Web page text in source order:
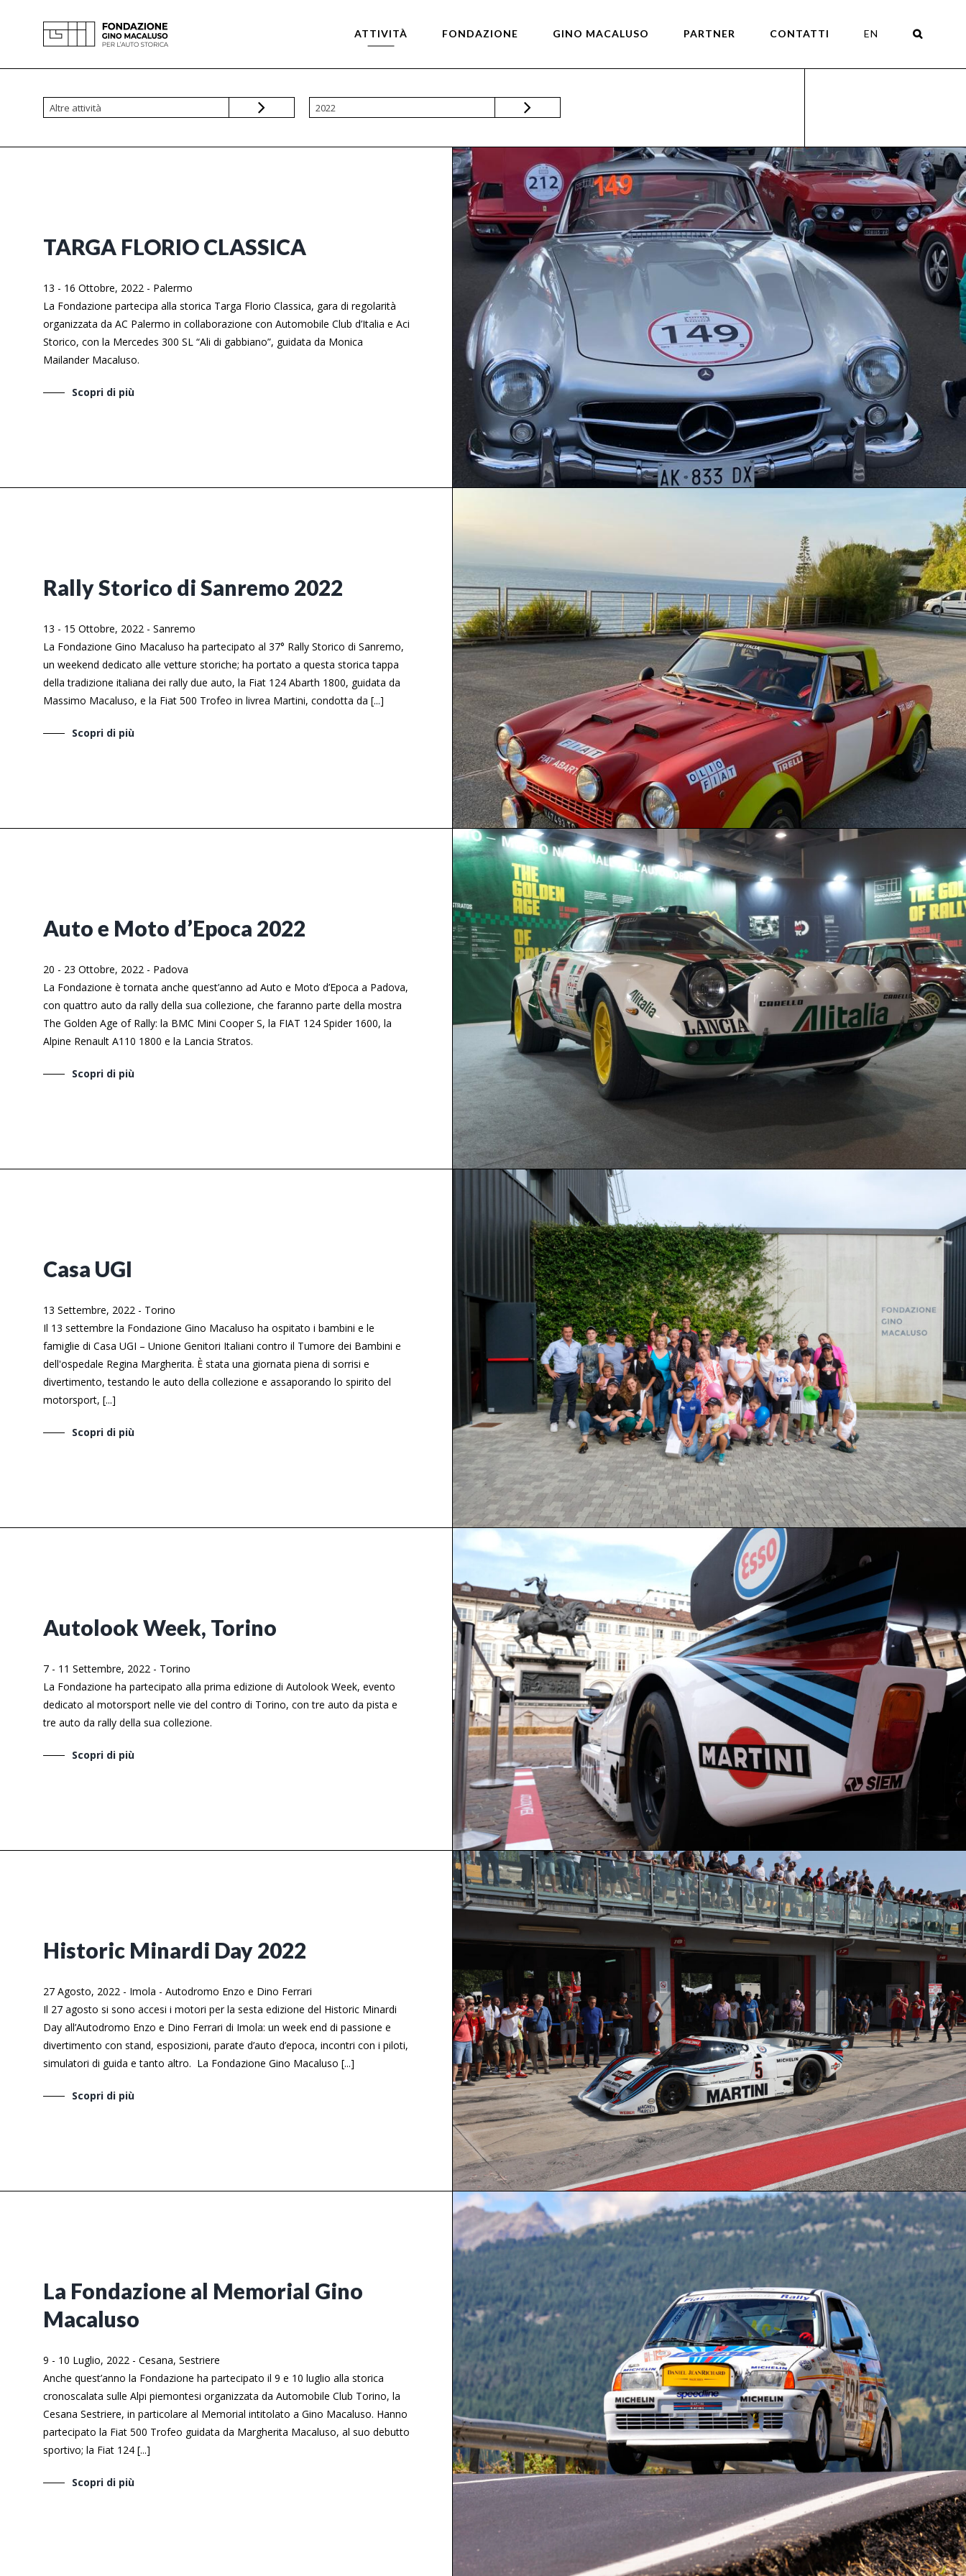
ATTIVITÀ FONDAZIONE GINO MACALUSO PARTNER CONTATTI EN
Altre attività 2022
TARGA FLORIO CLASSICA
13 - 16 Ottobre, 2022 - Palermo
La Fondazione partecipa alla storica Targa Florio Classica, gara di regolarità
organizzata da AC Palermo in collaborazione con Automobile Club d’Italia e Aci
Storico, con la Mercedes 300 SL “Ali di gabbiano”, guidata da Monica
Mailander Macaluso.
Scopri di più
Rally Storico di Sanremo 2022
13 - 15 Ottobre, 2022 - Sanremo
La Fondazione Gino Macaluso ha partecipato al 37° Rally Storico di Sanremo,
un weekend dedicato alle vetture storiche; ha portato a questa storica tappa
della tradizione italiana dei rally due auto, la Fiat 124 Abarth 1800, guidata da
Massimo Macaluso, e la Fiat 500 Trofeo in livrea Martini, condotta da [...]
Scopri di più
Auto e Moto d’Epoca 2022
20 - 23 Ottobre, 2022 - Padova
La Fondazione è tornata anche quest’anno ad Auto e Moto d’Epoca a Padova,
con quattro auto da rally della sua collezione, che faranno parte della mostra
The Golden Age of Rally: la BMC Mini Cooper S, la FIAT 124 Spider 1600, la
Alpine Renault A110 1800 e la Lancia Stratos.
Scopri di più
Casa UGI
13 Settembre, 2022 - Torino
Il 13 settembre la Fondazione Gino Macaluso ha ospitato i bambini e le
famiglie di Casa UGI – Unione Genitori Italiani contro il Tumore dei Bambini e
dell'ospedale Regina Margherita. È stata una giornata piena di sorrisi e
divertimento, testando le auto della collezione e assaporando lo spirito del
motorsport, [...]
Scopri di più
Autolook Week, Torino
7 - 11 Settembre, 2022 - Torino
La Fondazione ha partecipato alla prima edizione di Autolook Week, evento
dedicato al motorsport nelle vie del contro di Torino, con tre auto da pista e
tre auto da rally della sua collezione.
Scopri di più
Historic Minardi Day 2022
27 Agosto, 2022 - Imola - Autodromo Enzo e Dino Ferrari
Il 27 agosto si sono accesi i motori per la sesta edizione del Historic Minardi
Day all’Autodromo Enzo e Dino Ferrari di Imola: un week end di passione e
divertimento con stand, esposizioni, parate d’auto d’epoca, incontri con i piloti,
simulatori di guida e tanto altro. La Fondazione Gino Macaluso [...]
Scopri di più
La Fondazione al Memorial Gino
Macaluso
9 - 10 Luglio, 2022 - Cesana, Sestriere
Anche quest’anno la Fondazione ha partecipato il 9 e 10 luglio alla storica
cronoscalata sulle Alpi piemontesi organizzata da Automobile Club Torino, la
Cesana Sestriere, in particolare al Memorial intitolato a Gino Macaluso. Hanno
partecipato la Fiat 500 Trofeo guidata da Margherita Macaluso, al suo debutto
sportivo; la Fiat 124 [...]
Scopri di più